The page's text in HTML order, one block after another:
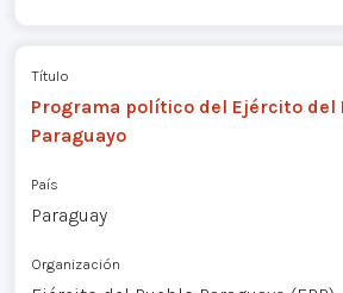
Título
Programa político del Ejército del
Paraguayo
País
Paraguay
Organización